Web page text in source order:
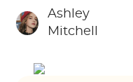
Ashley
Mitchell